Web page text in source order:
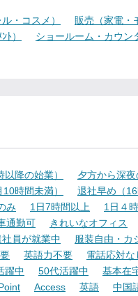
・コスメ） 販売（家電・
ﾄ） ショールーム・カウン
降の始業） 夕方から深
時間未満） 退社早め（16
み 1日7時間以上 1日４
通勤可 きれいなオフィス
員が就業中 服装自由・カ
英語力不要 電話応対な
躍中 50代活躍中 基本在
Access 英語 中国